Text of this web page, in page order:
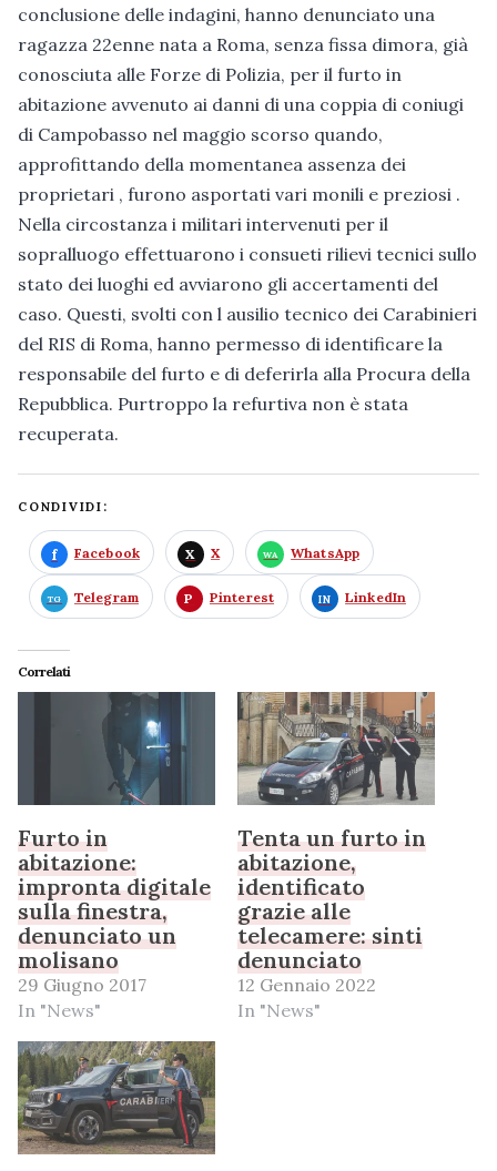
conclusione delle indagini, hanno denunciato una
ragazza 22enne nata a Roma, senza fissa dimora, già
conosciuta alle Forze di Polizia, per il furto in
abitazione avvenuto ai danni di una coppia di coniugi
di Campobasso nel maggio scorso quando,
approfittando della momentanea assenza dei
proprietari , furono asportati vari monili e preziosi .
Nella circostanza i militari intervenuti per il
sopralluogo effettuarono i consueti rilievi tecnici sullo
stato dei luoghi ed avviarono gli accertamenti del
caso. Questi, svolti con l ausilio tecnico dei Carabinieri
del RIS di Roma, hanno permesso di identificare la
responsabile del furto e di deferirla alla Procura della
Repubblica. Purtroppo la refurtiva non è stata
recuperata.
CONDIVIDI:
Facebook X WhatsApp
Telegram Pinterest LinkedIn
Correlati
Furto in
abitazione:
impronta digitale
sulla finestra,
denunciato un
molisano
29 Giugno 2017
In "News"
Tenta un furto in
abitazione,
identificato
grazie alle
telecamere: sinti
denunciato
12 Gennaio 2022
In "News"